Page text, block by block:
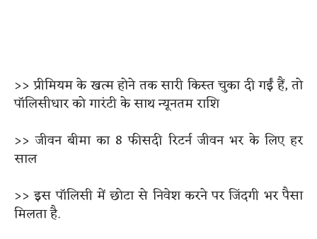
>> प्रीमियम के खत्म होने तक सारी किस्त चुका दी गईं हैं, तो
पॉलिसीधार को गारंटी के साथ न्यूनतम राशि
>> जीवन बीमा का 8 फीसदी रिटर्न जीवन भर के लिए हर
साल
>> इस पॉलिसी में छोटा से निवेश करने पर जिंदगी भर पैसा
मिलता है.